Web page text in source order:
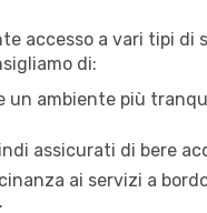
accesso a vari tipi di
di:
un ambiente più
assicurati di bere
ai servizi a